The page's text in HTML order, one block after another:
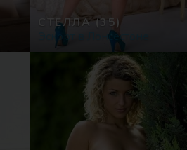
СТЕЛЛА (35)
Эскорт в Лонсестоне